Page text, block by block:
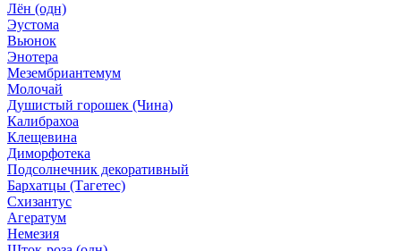
Лён (одн)
Эустома
Вьюнок
Энотера
Мезембриантемум
Молочай
Душистый горошек (Чина)
Калибрахоа
Клещевина
Диморфотека
Подсолнечник декоративный
Бархатцы (Тагетес)
Схизантус
Агератум
Немезия